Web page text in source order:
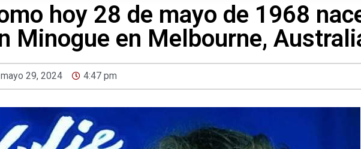
hoy 28 de mayo de 1968
Minogue en Melbourne,
mayo 29, 2024 4:47 pm